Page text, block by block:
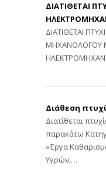
ΔΙΑΤΙΘΕΤΑΙ
ΔΙΑΤΙΘΕΤΑΙ
ΜΗΧΑΝΟΛΟΓΟΥ
Διάθεση
Διατίθεται
παρακάτω
«Έργα
Υγρών,…